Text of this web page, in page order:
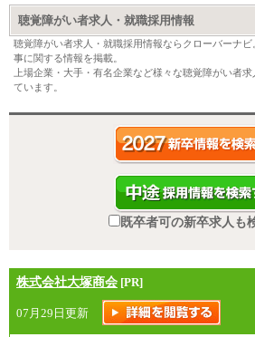
聴覚障がい者求人・就職採用情報
聴覚障がい者求人・就職採用情報ならクローバーナ
事に関する情報を掲載。
上場企業・大手・有名企業など様々な聴覚障がい者
ています。
既卒者可の新卒求人も
株式会社大塚商会 [PR]
07月29日更新